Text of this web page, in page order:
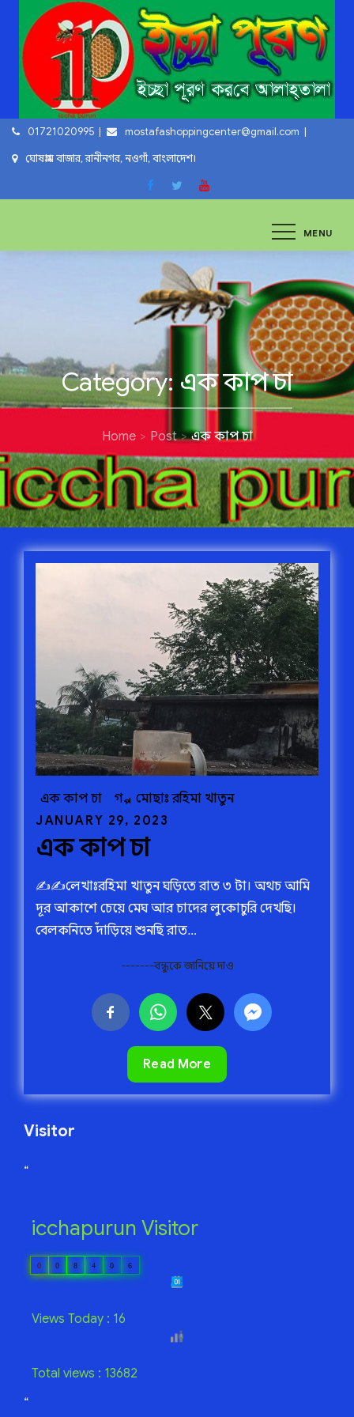
content
01721020995
mostafashoppingcenter@gmail.com
ঘোষগ্রাম বাজার, রানীনগর, নওগাঁ, বাংলাদেশ।
MENU
Category: এক কাপ চা
Home Post এক কাপ চা
এক কাপ চা গল্প
মোছাঃ রহিমা খাতুন
Posted
on
JANUARY 29, 2023
এক কাপ চা
✍️✍️লেখাঃরহিমা খাতুন ঘড়িতে রাত ৩ টা। অথচ আমি
দূর আকাশে চেয়ে মেঘ আর চাদের লুকোচুরি দেখছি।
বেলকনিতে দাঁড়িয়ে শুনছি রাত…
-------বন্ধুকে জানিয়ে দাও
এক
কাপ
চা
Read More
Visitor
“
icchapurun Visitor
0 0 8 4 0 6
Views Today : 16
Total views : 13682
“